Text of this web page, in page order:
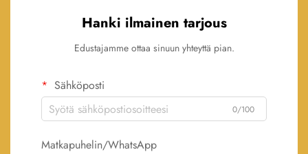
Hanki ilmainen tarjous
Edustajamme ottaa sinuun yhteyttä pian.
Sähköposti
0/100
Matkapuhelin/WhatsApp